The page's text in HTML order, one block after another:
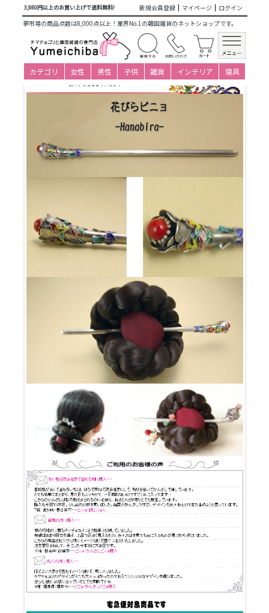
3,980円以上のお買い上げで送料無料! 新規会員登録 マイページ
ログイン
夢市場の商品点数は8,000点以上！業界No.1の韓国雑貨のネットショップです。
カテゴリ 女性 男性 子供 雑貨 インテリア 寝具
商品カテゴリ一覧>大人衣装小物下着>ヘア飾り>ピニョ(韓
国かんざし長め)>シルバーピニョ> 韓服・チョゴリヘアー飾
り銀製ピニョNo04はなびらかんざしピニョ